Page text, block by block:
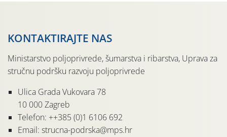
KONTAKTIRAJTE NAS
Ministarstvo poljoprivrede, šumarstva i ribarstva, Uprava za
stručnu podršku razvoju poljoprivrede
Ulica Grada Vukovara 78
10 000 Zagreb
Telefon: ++385 (0)1 6106 692
Email: strucna-podrska@mps.hr